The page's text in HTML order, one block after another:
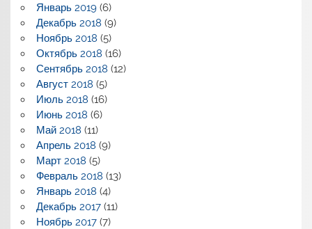
Январь 2019(6)
Декабрь 2018 (9)
Ноябрь 2018 (5)
Октябрь 2018 (16)
Сентябрь 2018 (12)
Август 2018 (5)
Июль 2018 (16)
Июнь 2018 (6)
Май 2018 (11)
Апрель 2018 (9)
Март 2018 (5)
Февраль 2018 (13)
Январь 2018 (4)
Декабрь 2017(11)
Ноябрь 2017(7)